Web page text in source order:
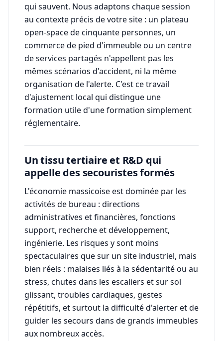
qui sauvent. Nous adaptons chaque session
au contexte précis de votre site : un plateau
open-space de cinquante personnes, un
commerce de pied d'immeuble ou un centre
de services partagés n'appellent pas les
mêmes scénarios d'accident, ni la même
organisation de l'alerte. C'est ce travail
d'ajustement local qui distingue une
formation utile d'une formation simplement
réglementaire.
Un tissu tertiaire et R&D qui
appelle des secouristes formés
L'économie massicoise est dominée par les
activités de bureau : directions
administratives et financières, fonctions
support, recherche et développement,
ingénierie. Les risques y sont moins
spectaculaires que sur un site industriel, mais
bien réels : malaises liés à la sédentarité ou au
stress, chutes dans les escaliers et sur sol
glissant, troubles cardiaques, gestes
répétitifs, et surtout la difficulté d'alerter et de
guider les secours dans de grands immeubles
aux nombreux accès.